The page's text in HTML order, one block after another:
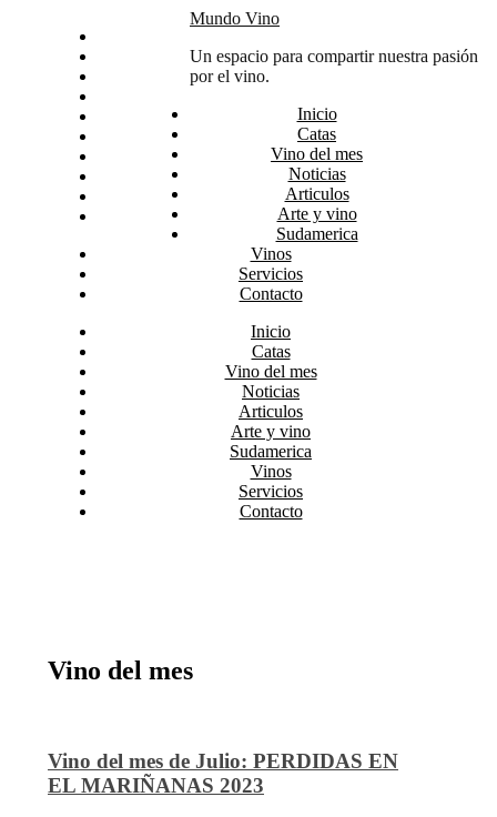
Arte y vino
Sudamerica
Mundo Vino
Un espacio para compartir nuestra pasión
por el vino.
Inicio
Catas
Vino del mes
Noticias
Articulos
Arte y vino
Sudamerica
Vinos
Servicios
Contacto
Inicio
Catas
Vino del mes
Noticias
Articulos
Arte y vino
Sudamerica
Vinos
Servicios
Contacto
Vino del mes
Vino del mes de Julio: PERDIDAS EN
EL MARIÑANAS 2023